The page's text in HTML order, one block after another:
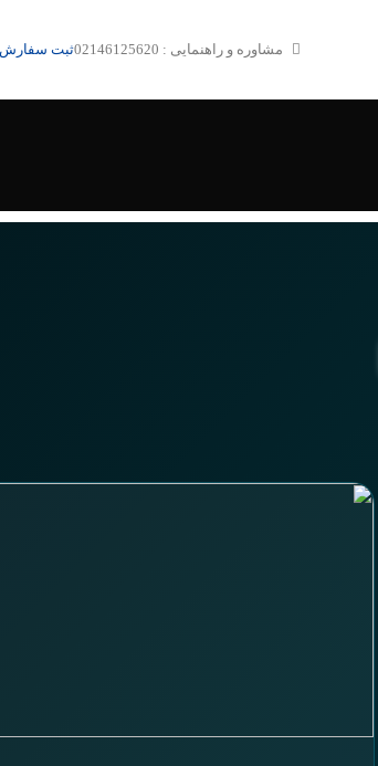
مشاوره و راهنمایی : 02146125620 ثبت سفارش